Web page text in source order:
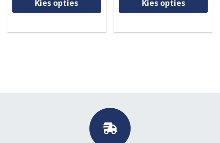
Kies opties Kies opties